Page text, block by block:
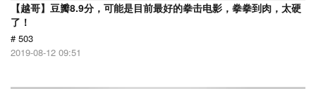
【越哥】豆瓣8.9分，可能是目前最好的拳击电影，拳拳到肉，太硬
了！
# 503
2019-08-12 09:51